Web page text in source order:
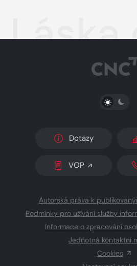
Láska
Dotazy
VOP
Autorská práva k
Podmínky pro užívání služby
Informace o zpracování
Jednotná kontaktní
Cookies